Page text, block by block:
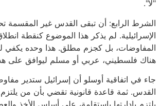
"لا".
الشرط الرابع: أن تبقى القدس غير المقسمة
الإسرائيلية. لم يذكر هذا الموضوع كنقطة
المفاوضات، بل كجزم مطلق. هذا وحده يكفي
هناك فلسطيني، عربي أو مسلم ليوافق على
جاء في اتفاقية أوسلو أن إسرائيل ستدير
القدس. ثمة قاعدة قانونية تقضي بأن من